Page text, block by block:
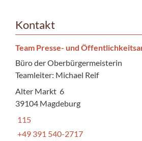
Kontakt
Team Presse- und
Büro der Oberbürgermeisterin
Teamleiter: Michael Reif
Alter Markt 6
39104 Magdeburg
115
+49 391 540-2717